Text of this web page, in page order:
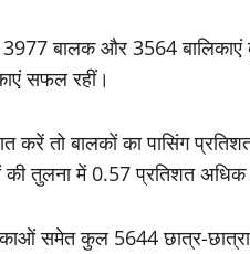
3977 बालक और 3564
सफल रहीं।
करें तो बालकों का पासिंग
की तुलना में 0.57 प्रतिशत अधिक
समेत कुल 5644 छात्र-